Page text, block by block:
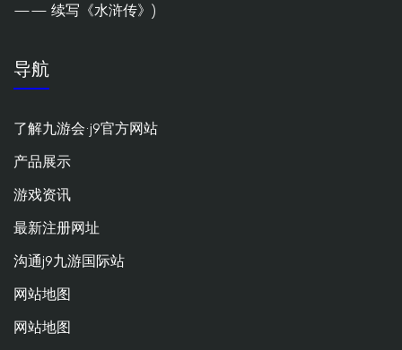
—— 续写《水浒传》)
导航
了解九游会·j9官方网站
产品展示
游戏资讯
最新注册网址
沟通j9九游国际站
网站地图
网站地图